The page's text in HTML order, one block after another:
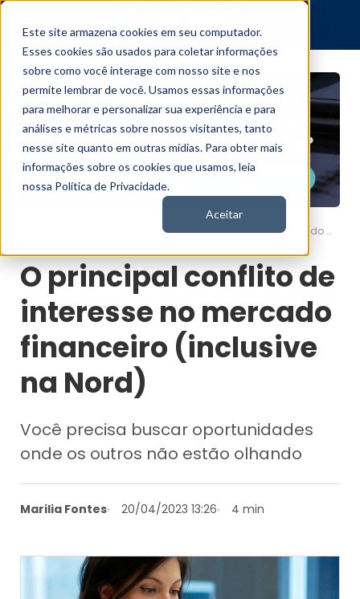
Este site armazena cookies em seu computador.
Esses cookies são usados para coletar informações
sobre como você interage com nosso site e nos
permite lembrar de você. Usamos essas informações
para melhorar e personalizar sua experiência e para
análises e métricas sobre nossos visitantes, tanto
nesse site quanto em outras mídias. Para obter mais
informações sobre os cookies que usamos, leia
nossa Política de Privacidade.
Aceitar
O principal conflito de interesse no mercado financeiro (inclusive na Nord)
O principal conflito de
interesse no mercado
financeiro (inclusive
na Nord)
Você precisa buscar oportunidades
onde os outros não estão olhando
Marilia Fontes 20/04/2023 13:26 4 min